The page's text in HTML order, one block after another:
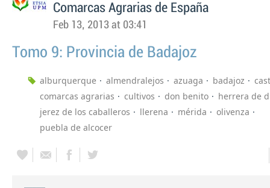
Comarcas Agrarias de España
Feb 13, 2013 at 03:41
Tomo 9: Provincia de Badajoz
alburquerque almendralejos azuaga badajoz
comarcas agrarias
cultivos don benito
herrera de
jerez de los caballeros
llerena mérida
olivenza
puebla de alcocer